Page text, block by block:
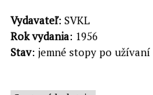
Vydavateľ: SVKL
Rok vydania: 1956
Stav: jemné stopy po užívaní